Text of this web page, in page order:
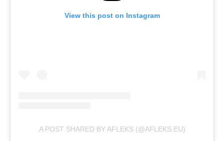
View this post on Instagram
A POST SHARED BY AFLEKS (@AFLEKS.EU)